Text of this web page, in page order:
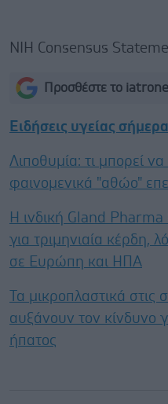
NIH Consensus
Προσθέστε το
Ειδήσεις υγείας σήμερα
Λιποθυμία: τι μπορεί
φαινομενικά "αθώο"
Η ινδική Gland Pharma
για τριμηνιαία
σε Ευρώπη και ΗΠΑ
Τα μικροπλαστικά
αυξάνουν τον κίνδυνο
ήπατος